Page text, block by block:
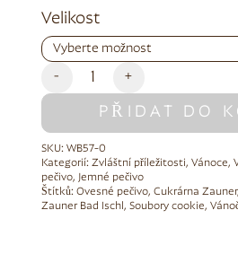
Velikost
- +
PŘIDAT DO
Alternative:
SKU: WB57-0
Kategorií: Zvláštní příležitosti, Vánoce,
pečivo, Jemné pečivo
Štítků: Ovesné pečivo, Cukrárna Zauner,
Zauner Bad Ischl , Soubory cookie,